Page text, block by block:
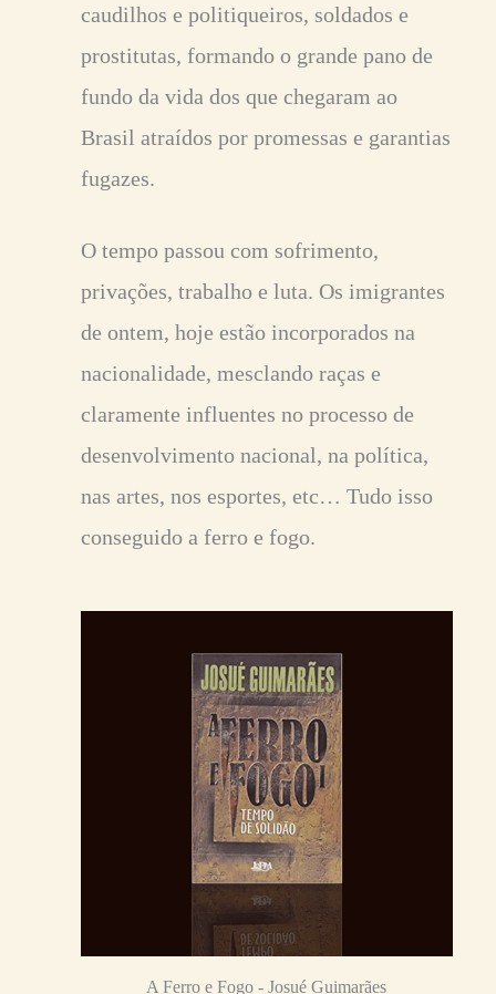
caudilhos e politiqueiros, soldados e
prostitutas, formando o grande pano de
fundo da vida dos que chegaram ao
Brasil atraídos por promessas e garantias
fugazes.
O tempo passou com sofrimento,
privações, trabalho e luta. Os imigrantes
de ontem, hoje estão incorporados na
nacionalidade, mesclando raças e
claramente influentes no processo de
desenvolvimento nacional, na política,
nas artes, nos esportes, etc… Tudo isso
conseguido a ferro e fogo.
A Ferro e Fogo - Josué Guimarães